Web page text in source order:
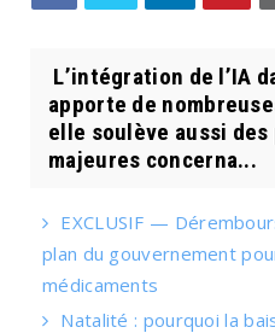
L’intégration de l’IA
apporte de
elle soulève aussi
majeures concerna...
EXCLUSIF —
plan du gouvernement
médicaments
Natalité : pourquoi la